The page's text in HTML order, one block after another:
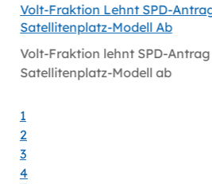
Volt-Fraktion Lehnt SPD-
Satellitenplatz-Modell Ab
Volt-Fraktion lehnt SPD-
Satellitenplatz-Modell ab
1
2
3
4